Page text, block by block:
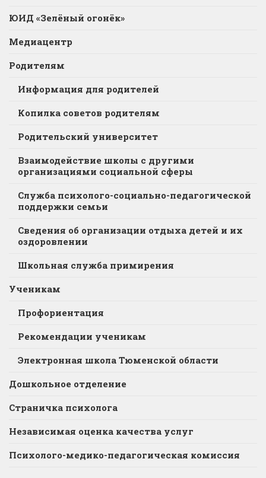
ЮИД «Зелёный огонёк»
Медиацентр
Родителям
Информация для родителей
Копилка советов родителям
Родительский университет
Взаимодействие школы с другими
организациями социальной сферы
Служба психолого-социально-педагогической
поддержки семьи
Сведения об организации отдыха детей и их
оздоровлении
Школьная служба примирения
Ученикам
Профориентация
Рекомендации ученикам
Электронная школа Тюменской области
Дошкольное отделение
Страничка психолога
Независимая оценка качества услуг
Психолого-медико-педагогическая комиссия